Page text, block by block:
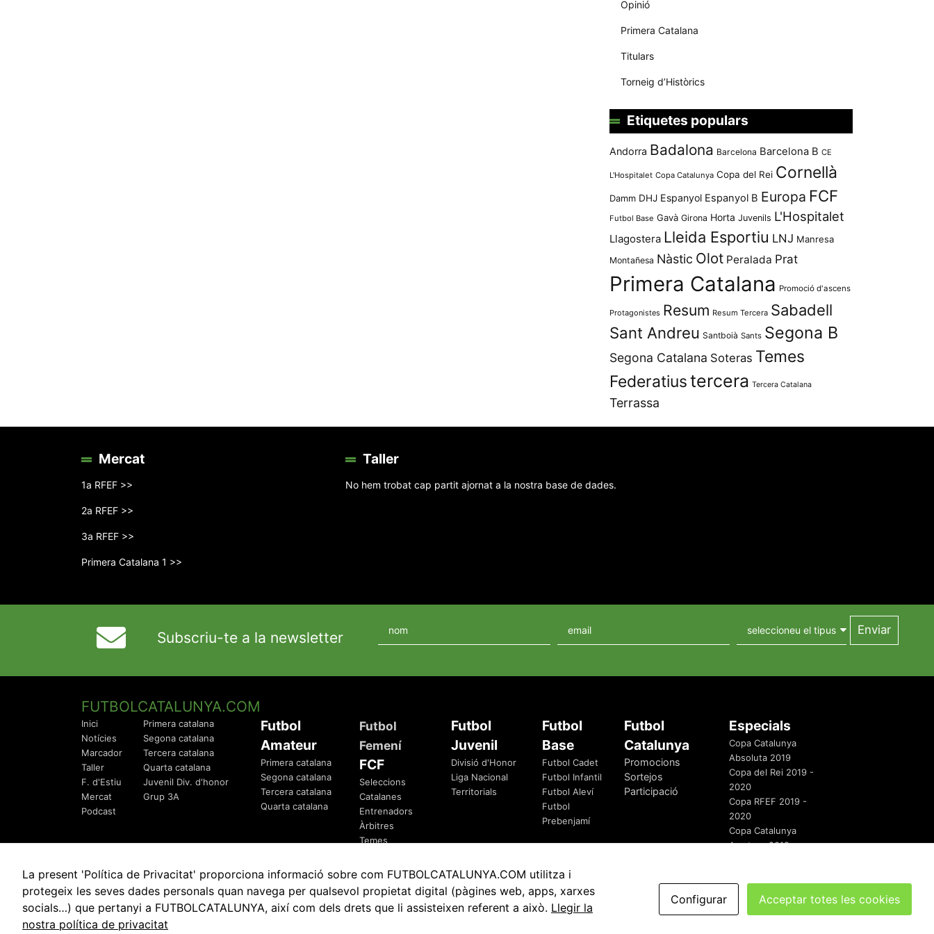
Opinió
Primera Catalana
Titulars
Torneig d’Històrics
Etiquetes populars
Andorra Badalona Barcelona Barcelona B CE
L'Hospitalet Copa Catalunya Copa del Rei Cornellà
Damm DHJ Espanyol Espanyol B Europa FCF
Futbol Base Gavà Girona Horta Juvenils L'Hospitalet
Llagostera Lleida Esportiu LNJ Manresa
Montañesa Nàstic Olot Peralada Prat
Primera Catalana Promoció d'ascens
Protagonistes Resum Resum Tercera Sabadell
Sant Andreu Santboià Sants Segona B
Segona Catalana Soteras Temes
Federatiustercera Tercera Catalana
Terrassa
Mercat
1a RFEF >>
2a RFEF >>
3a RFEF >>
Primera Catalana 1 >>
Taller
No hem trobat cap partit ajornat a la nostra base de dades.
Subscriu-te a la newsletter
FUTBOLCATALUNYA.COM
Inici
Notícies
Marcador
Taller
F. d'Estiu
Mercat
Podcast
Primera catalana
Segona catalana
Tercera catalana
Quarta catalana
Juvenil Div. d'honor
Grup 3A
Futbol
Amateur
Primera catalana
Segona catalana
Tercera catalana
Quarta catalana
Futbol
Femení
FCF
Seleccions
Catalanes
Entrenadors
Àrbitres
Temes
Futbol
Juvenil
Divisió d'Honor
Liga Nacional
Territorials
Futbol
Base
Futbol Cadet
Futbol Infantil
Futbol Aleví
Futbol
Prebenjamí
Futbol
Catalunya
Promocions
Sortejos
Participació
Especials
Copa Catalunya
Absoluta 2019
Copa del Rei 2019 -
2020
Copa RFEF 2019 -
2020
Copa Catalunya
Amateur 2019
© 2010 - 2026 FutbolCatalunya.com Avis Legal Política de Privacitat Política de Cookies redaccio@futbolcatalunya.com
La present 'Política de Privacitat' proporciona informació sobre com FUTBOLCATALUNYA.COM utilitza i
protegeix les seves dades personals quan navega per qualsevol propietat digital (pàgines web, apps, xarxes
socials…) que pertanyi a FUTBOLCATALUNYA, així com dels drets que li assisteixen referent a això. Llegir la
nostra política de privacitat
Configurar Acceptar totes les cookies